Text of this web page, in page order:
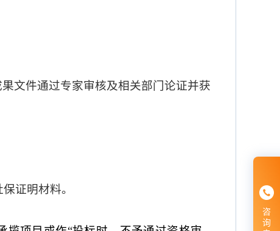
咨
询
文件通过专家审核及相关部门论证并获
证明材料。